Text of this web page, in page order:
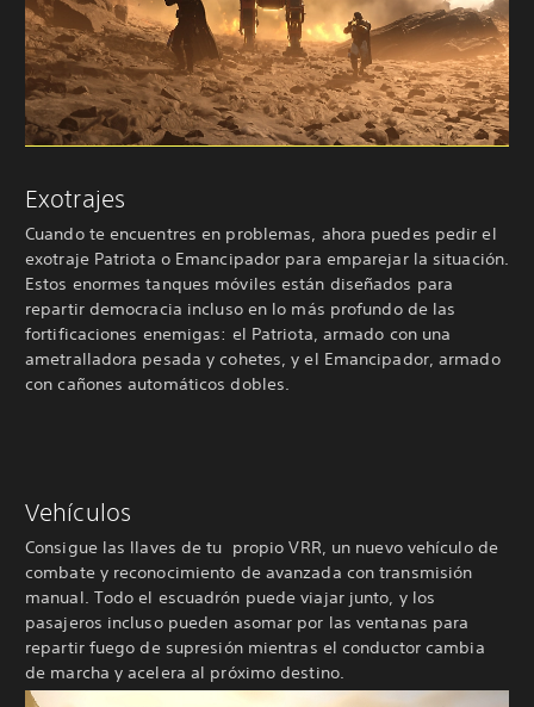
Exotrajes
Cuando te encuentres en problemas, ahora puedes pedir el
exotraje Patriota o Emancipador para emparejar la situación.
Estos enormes tanques móviles están diseñados para
repartir democracia incluso en lo más profundo de las
fortificaciones enemigas: el Patriota, armado con una
ametralladora pesada y cohetes, y el Emancipador, armado
con cañones automáticos dobles.
Vehículos
Consigue las llaves de tu propio VRR, un nuevo vehículo de
combate y reconocimiento de avanzada con transmisión
manual. Todo el escuadrón puede viajar junto, y los
pasajeros incluso pueden asomar por las ventanas para
repartir fuego de supresión mientras el conductor cambia
de marcha y acelera al próximo destino.